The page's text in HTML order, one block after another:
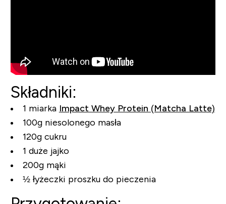
Składniki:
1 miarka Impact Whey Protein (Matcha Latte)
100g niesolonego masła
120g cukru
1 duże jajko
200g mąki
½ łyżeczki proszku do pieczenia